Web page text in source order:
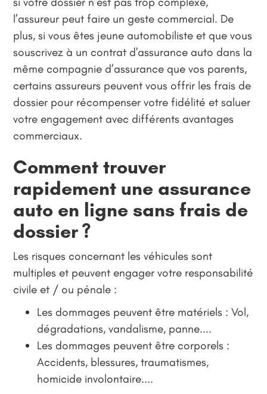
l’assureur peut faire un geste commercial. De
plus, si vous êtes jeune automobiliste et que vous
souscrivez à un contrat d'assurance auto dans la
même compagnie d’assurance que vos parents,
certains assureurs peuvent vous offrir les frais de
dossier pour récompenser votre fidélité et saluer
votre engagement avec différents avantages
commerciaux.
Comment trouver
rapidement une assurance
auto en ligne sans frais de
dossier ?
Les risques concernant les véhicules sont
multiples et peuvent engager votre responsabilité
civile et / ou pénale :
Les dommages peuvent être matériels : Vol,
dégradations, vandalisme, panne....
Les dommages peuvent être corporels :
Accidents, blessures, traumatismes,
homicide involontaire....